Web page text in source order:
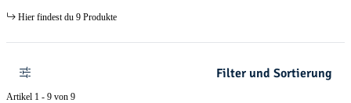
Hier findest du 9 Produkte
Filter und Sortierung
Artikel 1 - 9 von 9